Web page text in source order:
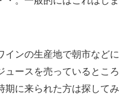
インの生産地で朝市などに
ュースを売っているところ
期に来られた方は探してみ